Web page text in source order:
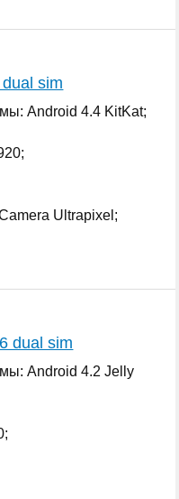
sim
Android 4.4 KitKat;
Ultrapixel;
dual sim
Android 4.2 Jelly